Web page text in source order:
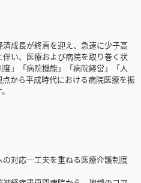
成長が終焉を迎え、急速に少子高
い、医療および病院を取り巻く状
」「病院機能」「病院経営」「人
から平成時代における病院医療を振
対応─工夫を重ねる医療介護制度